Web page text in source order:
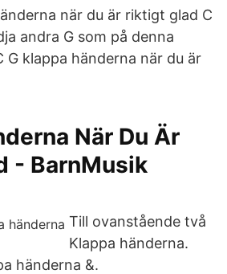
när du är riktigt glad C
andra G som på denna
G klappa händerna när du är
När Du Är
- BarnMusik
Till ovanstående två
Klappa händerna.
händerna &.